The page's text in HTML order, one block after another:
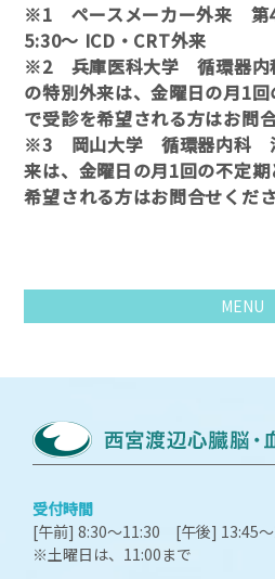
※1 ペースメーカー外来 第
5:30～ ICD・CRT外来
※2 兵庫医科大学 循環器内
の特別外来は、金曜日の月1
で受診を希望される方はお問
※3 岡山大学 循環器内科
来は、金曜日の月1回の不定
希望される方はお問合せくだ
MENU
受付時間
[午前] 8:30～11:30 [午後] 13:45
※土曜日は、11:00まで